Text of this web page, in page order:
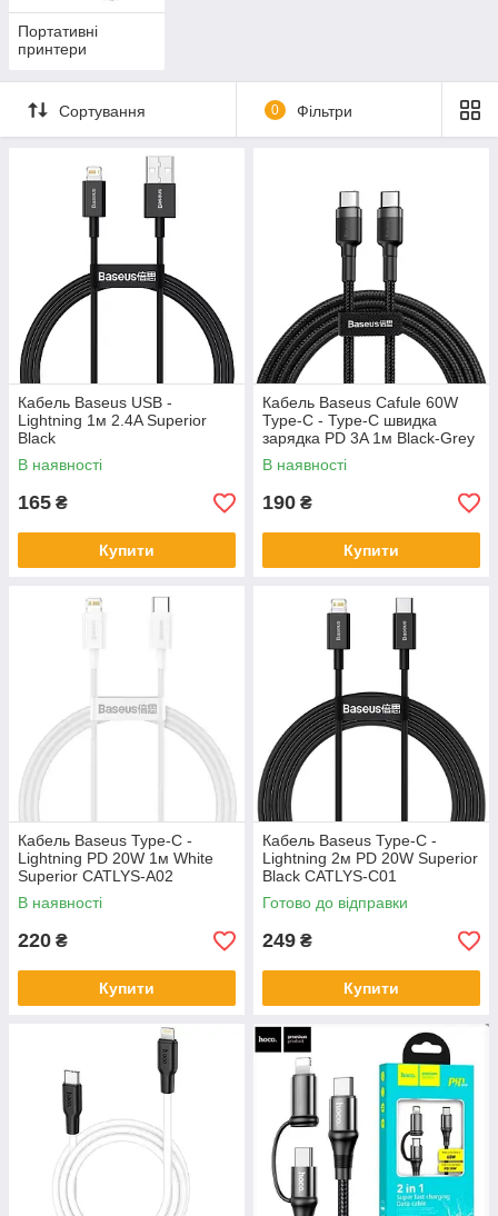
Портативні
принтери
Сортування 0 Фільтри
Кабель Baseus USB -
Lightning 1м 2.4A Superior
Black
В наявності
165 ₴
Купити
Кабель Baseus Cafule 60W
Type-C - Type-C швидка
зарядка PD 3A 1м Black-Grey
CATKLF-GG1
В наявності
190 ₴
Купити
Кабель Baseus Type-C -
Lightning PD 20W 1м White
Superior CATLYS-A02
В наявності
220 ₴
Купити
Кабель Baseus Type-C -
Lightning 2м PD 20W Superior
Black CATLYS-C01
Готово до відправки
249 ₴
Купити